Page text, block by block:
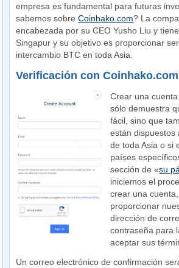
empresa es fundamental para futuras
sabemos sobreCoinhako.com? La
encabezada por su CEO Yusho Liu y
Singapur y su objetivo es proporcionar
intercambio BTC en toda Asia.
Verificación con Coinhako.com
Crear una
sólo demuestra
fácil, sino que
están dispuestos
de toda Asia o si
países
sección de «su
iniciemos el
crear una
proporcionar
dirección de
contraseña para
aceptar sus
Un correo electrónico de confirmación